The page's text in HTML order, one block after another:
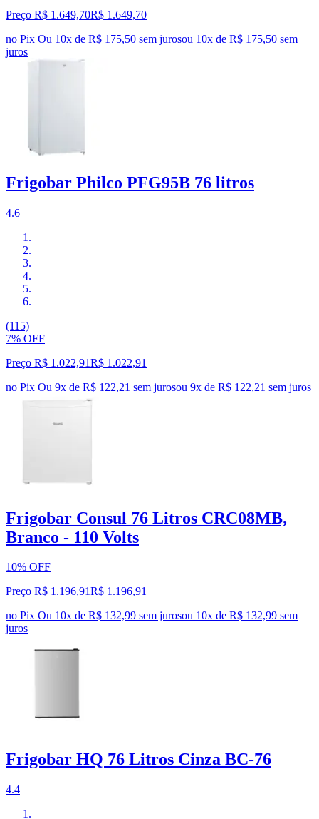
Preço R$ 1.649,70R$ 1.649,70
no Pix Ou 10x de R$ 175,50 sem jurosou 10x de R$ 175,50 sem
juros
Frigobar Philco PFG95B 76 litros
4.6
(115)
7% OFF
Preço R$ 1.022,91R$ 1.022,91
no Pix Ou 9x de R$ 122,21 sem jurosou 9x de R$ 122,21 sem juros
Frigobar Consul 76 Litros CRC08MB,
Branco - 110 Volts
10% OFF
Preço R$ 1.196,91R$ 1.196,91
no Pix Ou 10x de R$ 132,99 sem jurosou 10x de R$ 132,99 sem
juros
Frigobar HQ 76 Litros Cinza BC-76
4.4